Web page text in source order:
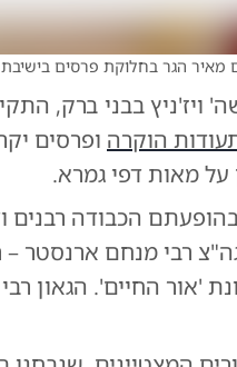
מאיר הגר בחלוקת פרסים בישיבת
ויז'ניץ בבני ברק,
הוקרה ופרסים
מאות דפי גמרא.
הכבודה רבנים
רבי מנחם ארנסטר
'אור החיים'. הגאון